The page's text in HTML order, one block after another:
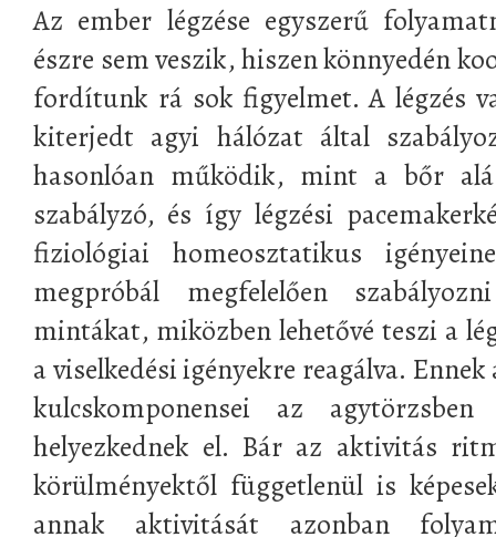
Az ember légzése egyszerű
észre sem veszik, hiszen könnyedén
fordítunk rá sok figyelmet. A légzés
kiterjedt agyi hálózat által
hasonlóan működik, mint a bőr
szabályzó, és így légzési
fiziológiai homeosztatikus
megpróbál megfelelően
mintákat, miközben lehetővé teszi a
a viselkedési igényekre reagálva.
kulcskomponensei az
helyezkednek el. Bár az aktivitás
körülményektől függetlenül is
annak aktivitását azonban